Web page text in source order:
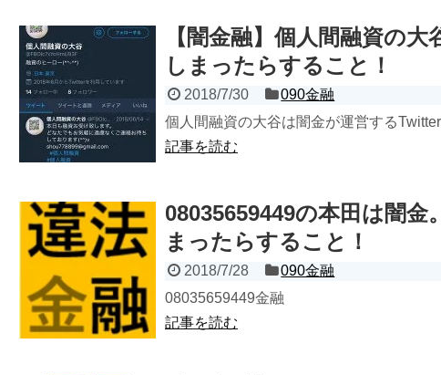
【闇金融】個人間融資の
しまったらすること！
2018/7/30
090金融
個人間融資の大谷は闇金が運営するTwitter
記事を読む
08035659449の本田は闇金
まったらすること！
2018/7/28
090金融
08035659449金融
記事を読む